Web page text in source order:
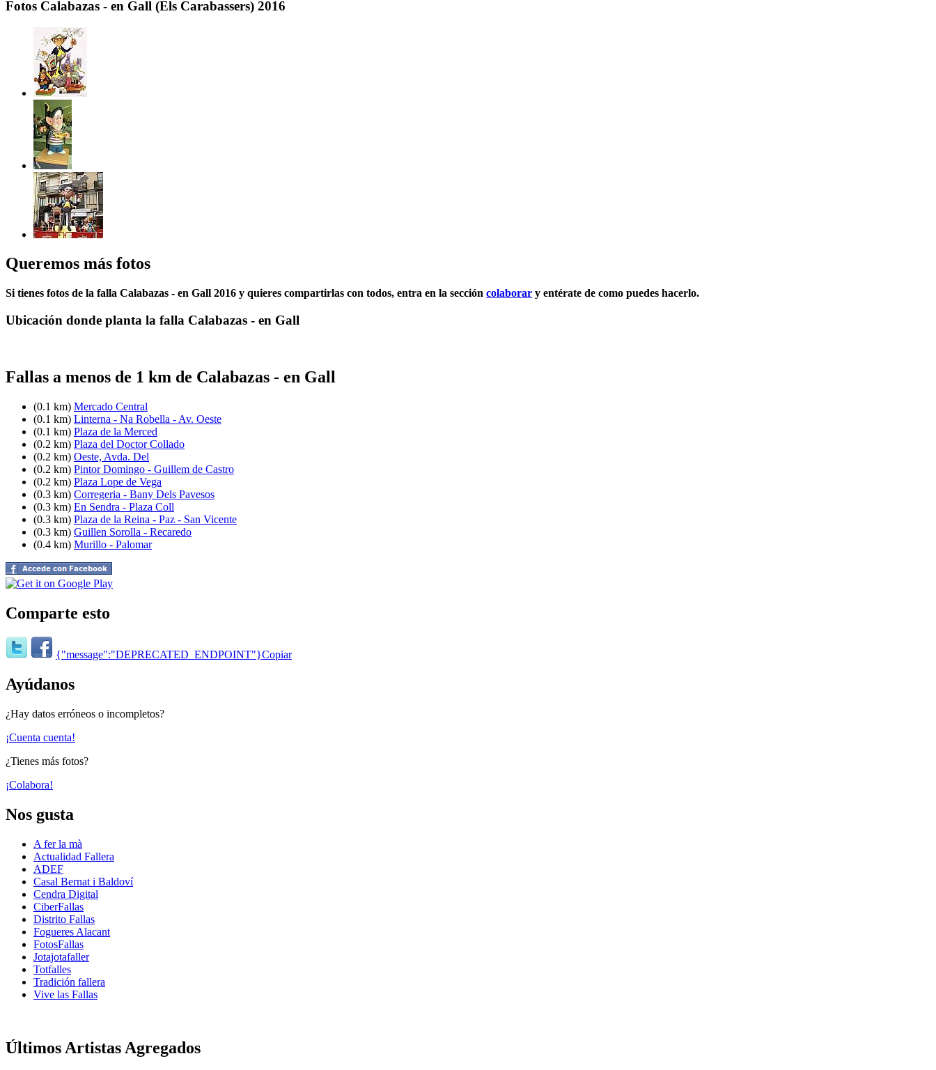
Fotos Calabazas - en Gall (Els Carabassers) 2016
Queremos más fotos
Si tienes fotos de la falla Calabazas - en Gall 2016 y quieres compartirlas con todos, entra en la sección colaborar y entérate de como puedes hacerlo.
Ubicación donde planta la falla Calabazas - en Gall
Fallas a menos de 1 km de Calabazas - en Gall
(0.1 km) Mercado Central
(0.1 km) Linterna - Na Robella - Av. Oeste
(0.1 km) Plaza de la Merced
(0.2 km) Plaza del Doctor Collado
(0.2 km) Oeste, Avda. Del
(0.2 km) Pintor Domingo - Guillem de Castro
(0.2 km) Plaza Lope de Vega
(0.3 km) Corregeria - Bany Dels Pavesos
(0.3 km) En Sendra - Plaza Coll
(0.3 km) Plaza de la Reina - Paz - San Vicente
(0.3 km) Guillen Sorolla - Recaredo
(0.4 km) Murillo - Palomar
Comparte esto
{"message":"DEPRECATED_ENDPOINT"}Copiar
Ayúdanos
¿Hay datos erróneos o incompletos?
¡Cuenta cuenta!
¿Tienes más fotos?
¡Colabora!
Nos gusta
A fer la mà
Actualidad Fallera
ADEF
Casal Bernat i Baldoví
Cendra Digital
CiberFallas
Distrito Fallas
Fogueres Alacant
FotosFallas
Jotajotafaller
Totfalles
Tradición fallera
Vive las Fallas
Últimos Artistas Agregados